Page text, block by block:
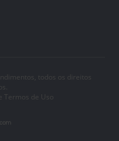
todos os direitos
Termos de Uso